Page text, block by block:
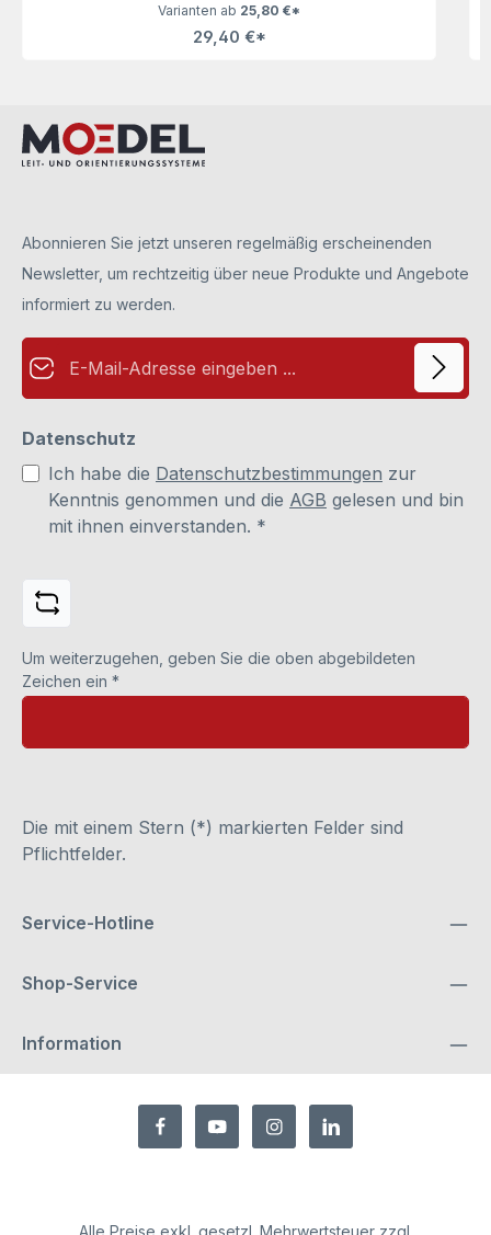
Türschild Modell LMH 150 in Schwarz & Nussbaum besticht
durch sein einzigartiges Design und seine Wertigkeit. Die
Beschriftungseinlagen (aus Papier) können selbst gestaltet,
durch Schutzfolien vor Verkratzungen gesichert. Diese bitte
vor der Benutzung abziehen (dies betrifft die Vorder- und
Rückseite).Hinweis: Die Beschriftungseinlagen sind nicht im
Varianten ab 25,80 €*
29,40 €*
Abonnieren Sie jetzt unseren regelmäßig erscheinenden
Newsletter, um rechtzeitig über neue Produkte und Angebote
informiert zu werden.
E-Mail-Adresse*
Datenschutz
Ich habe die Datenschutzbestimmungen zur
Kenntnis genommen und die AGB gelesen und bin
mit ihnen einverstanden. *
Um weiterzugehen, geben Sie die oben abgebildeten
Zeichen ein *
Die mit einem Stern (*) markierten Felder sind
Pflichtfelder.
Service-Hotline
Shop-Service
Information